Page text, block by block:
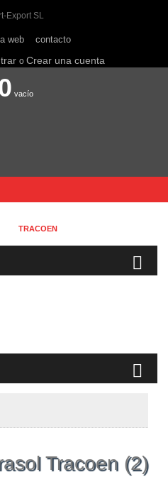
web contacto
o Crear una cuenta
vacío
TRACOEN
Tracoen (2)